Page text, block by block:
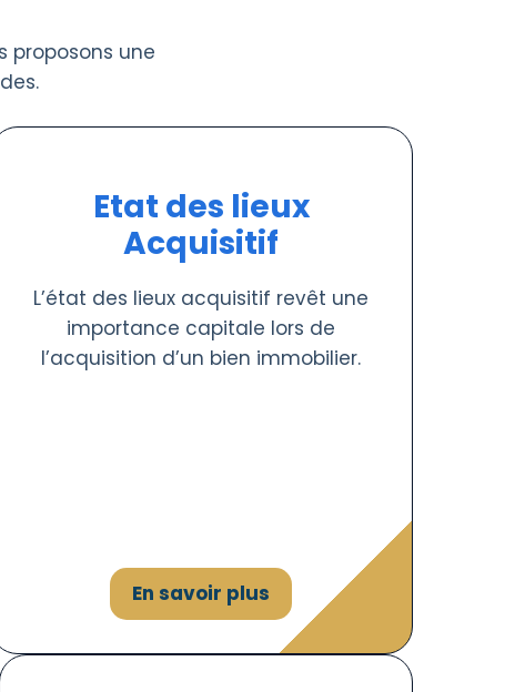
proposons une
Etat des lieux
Acquisitif
L’état des lieux acquisitif revêt une
importance capitale lors de
l’acquisition d’un bien immobilier.
En savoir plus